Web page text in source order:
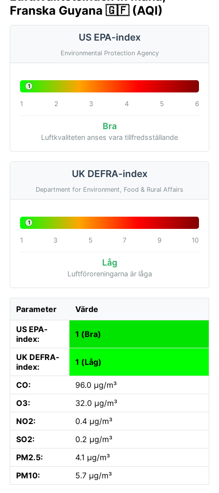
Franska Guyana 🇬🇫 (AQI)
US EPA-index
Environmental Protection Agency
1
1 2 3 4 5 6
Bra
Luftkvaliteten anses vara tillfredsställande
UK DEFRA-index
Department for Environment, Food & Rural Affairs
1
1 3 5 7 9 10
Låg
Luftföroreningarna är låga
Parameter Värde
US EPA-
index:
1 (Bra)
UK DEFRA-
index:
1 (Låg)
CO:
96.0 µg/m³
O3:
32.0 µg/m³
NO2:
0.4 µg/m³
SO2:
0.2 µg/m³
PM2.5:
4.1 µg/m³
PM10:
5.7 µg/m³